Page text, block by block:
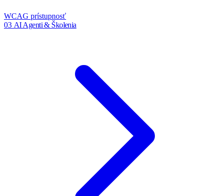
WCAG prístupnosť
03 AI Agenti & Školenia